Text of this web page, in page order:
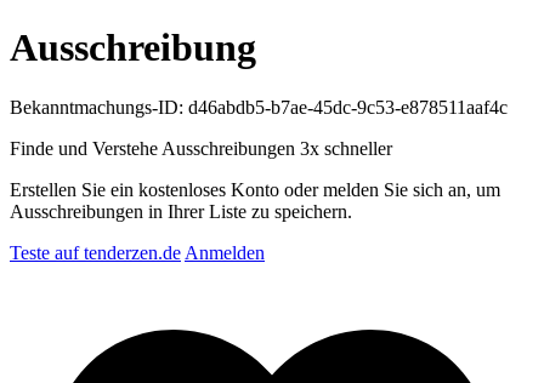
Ausschreibung
Bekanntmachungs-ID: d46abdb5-b7ae-45dc-9c53-e878511aaf4c
Finde und Verstehe Ausschreibungen 3x schneller
Erstellen Sie ein kostenloses Konto oder melden Sie sich an, um
Ausschreibungen in Ihrer Liste zu speichern.
Teste auf tenderzen.de Anmelden